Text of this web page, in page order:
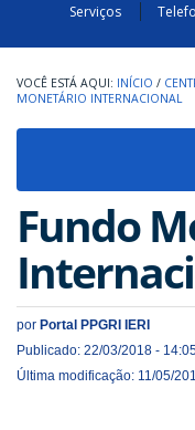
Serviços
INÍCIO /
MONETÁRIO INTERNACIONAL
Fundo
por Portal PPGRI IERI
Publicado: 22/03/2018 -
Última modificação: 11/05/